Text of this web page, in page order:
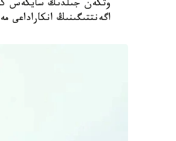
اگەنتتىگىنىڭ